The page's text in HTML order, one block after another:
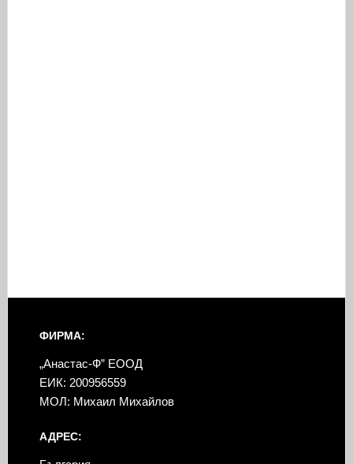
ФИРМА:
„Анастас-Ф” ЕООД
ЕИК: 200956559
МОЛ: Михаил Михайлов
АДРЕС: